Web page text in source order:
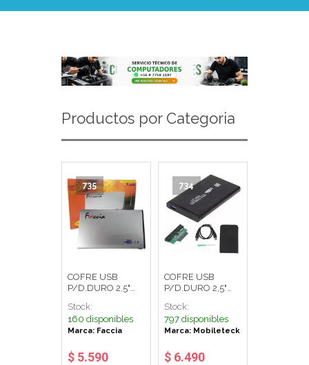
Productos por Categoria
735
COFRE USB
P/D.DURO 2,5"
Stock:
160 disponibles
Marca: Faccia
$ 5.590
734
COFRE USB
P/D.DURO 2,5"
MOBILETECK
Stock:
797 disponibles
Marca: Mobileteck
$ 6.490